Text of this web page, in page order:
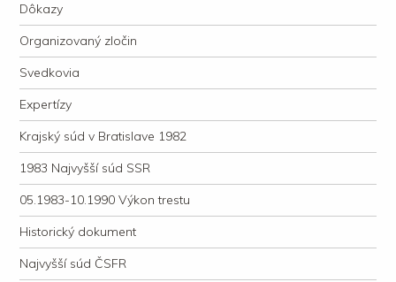
Dôkazy
Organizovaný zločin
Svedkovia
Expertízy
Krajský súd v Bratislave 1982
1983 Najvyšší súd SSR
05.1983-10.1990 Výkon trestu
Historický dokument
Najvyšší súd ČSFR